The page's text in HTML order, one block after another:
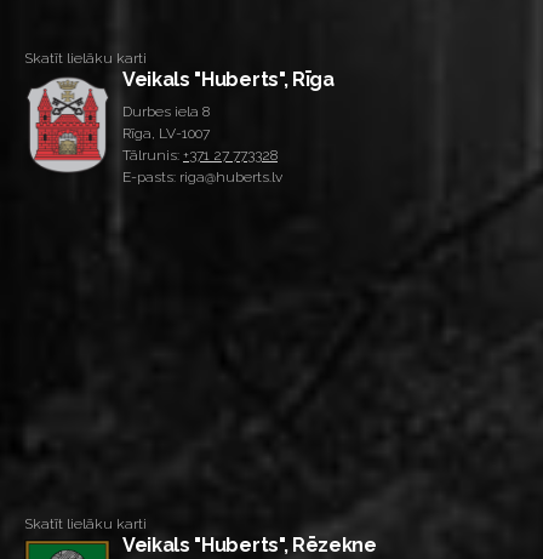
Skatīt lielāku karti
Veikals "Huberts", Rīga
Durbes iela 8
Rīga, LV-1007
Tālrunis: +371 27 773328
E-pasts: riga@huberts.lv
Skatīt lielāku karti
Veikals "Huberts", Rēzekne